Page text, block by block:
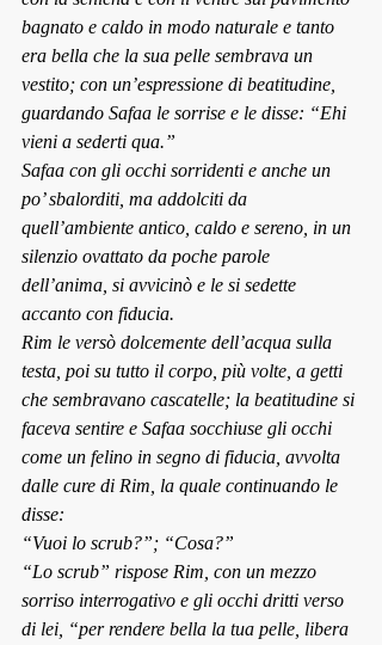
bagnato e caldo in modo naturale e tanto
era bella che la sua pelle sembrava un
vestito; con un’espressione di beatitudine,
guardando Safaa le sorrise e le disse: “Ehi
vieni a sederti qua.”
Safaa con gli occhi sorridenti e anche un
po’ sbalorditi, ma addolciti da
quell’ambiente antico, caldo e sereno, in un
silenzio ovattato da poche parole
dell’anima, si avvicinò e le si sedette
accanto con fiducia.
Rim le versò dolcemente dell’acqua sulla
testa, poi su tutto il corpo, più volte, a getti
che sembravano cascatelle; la beatitudine si
faceva sentire e Safaa socchiuse gli occhi
come un felino in segno di fiducia, avvolta
dalle cure di Rim, la quale continuando le
disse:
“Vuoi lo scrub?”; “Cosa?”
“Lo scrub” rispose Rim, con un mezzo
sorriso interrogativo e gli occhi dritti verso
di lei, “per rendere bella la tua pelle, libera